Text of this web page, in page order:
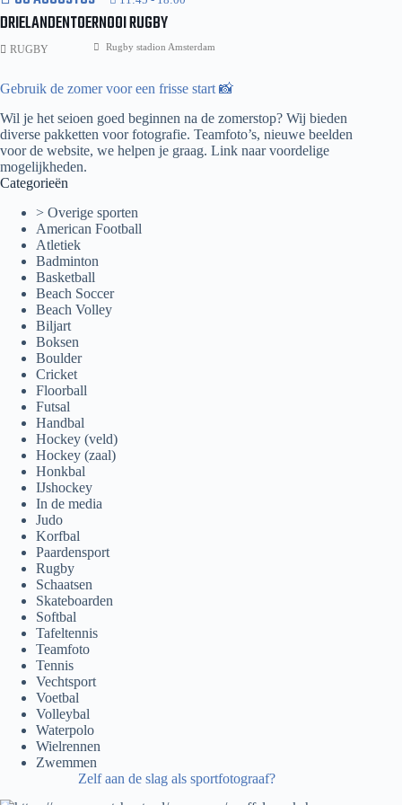
–
ASW
1
DRIELANDENTOERNOOI RUGBY
Rugby stadion Amsterdam
RUGBY
Gebruik de zomer voor een frisse start 📸
Wil je het seioen goed beginnen na de zomerstop? Wij bieden
diverse pakketten voor fotografie. Teamfoto’s, nieuwe beelden
voor de website, we helpen je graag. Link naar voordelige
mogelijkheden.
Categorieën
> Overige sporten
American Football
Atletiek
Badminton
Basketball
Beach Soccer
Beach Volley
Biljart
Boksen
Boulder
Cricket
Floorball
Futsal
Handbal
Hockey (veld)
Hockey (zaal)
Honkbal
IJshockey
In de media
Judo
Korfbal
Paardensport
Rugby
Schaatsen
Skateboarden
Softbal
Tafeltennis
Teamfoto
Tennis
Vechtsport
Voetbal
Volleybal
Waterpolo
Wielrennen
Zwemmen
Zelf aan de slag als sportfotograaf?